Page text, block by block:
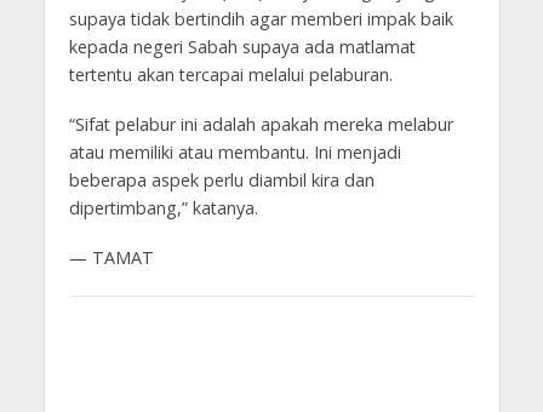
supaya tidak bertindih agar memberi impak baik
kepada negeri Sabah supaya ada matlamat
tertentu akan tercapai melalui pelaburan.
“Sifat pelabur ini adalah apakah mereka melabur
atau memiliki atau membantu. Ini menjadi
beberapa aspek perlu diambil kira dan
dipertimbang,” katanya.
— TAMAT